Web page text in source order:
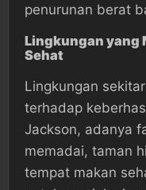
penurunan berat
Lingkungan yang
Sehat
Lingkungan
terhadap
Jackson, adanya
memadai, taman
tempat makan